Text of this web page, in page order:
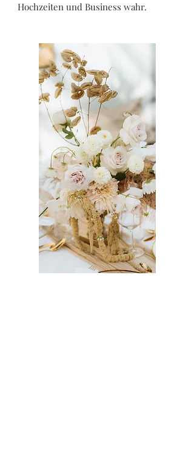
Hochzeiten und Business wahr.